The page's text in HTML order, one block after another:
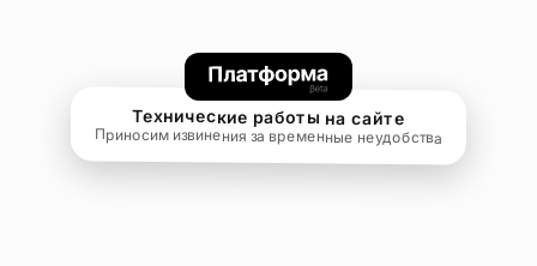
Технические работы на сайте
Приносим извинения за временные неудобства